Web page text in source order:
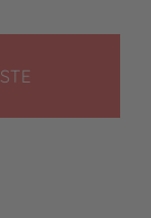
LEGEN